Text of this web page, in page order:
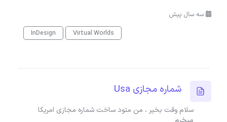
سه سال پیش
Virtual Worlds
InDesign
شماره مجازی Usa
سلام وقت بخیر ، من متود ساخت شماره مجازی امریکا